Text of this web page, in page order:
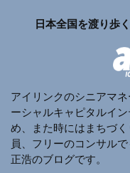
日本全国を渡り歩
アイリンクのシニアマ
ーシャルキャピタルイ
め、また時にはまちづ
員、フリーのコンサル
正浩のブログです。